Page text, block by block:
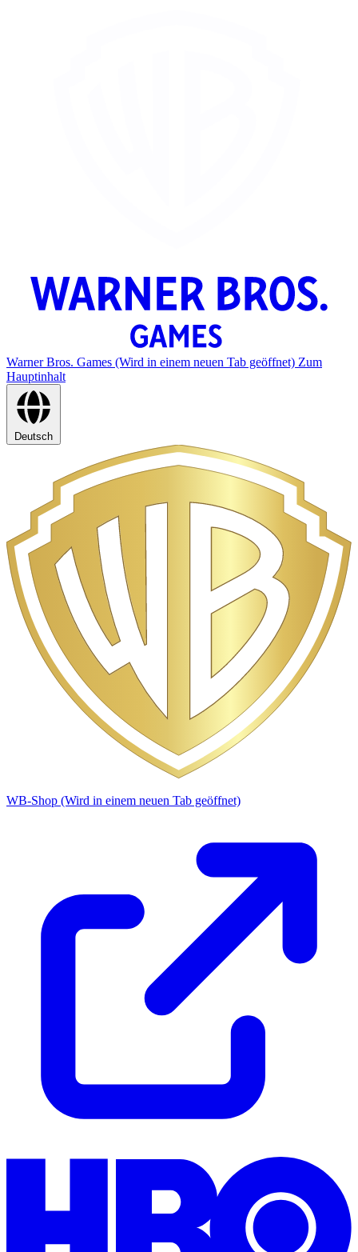
Warner Bros. Games (Wird in einem neuen Tab geöffnet) Zum
Hauptinhalt
Deutsch
WB-Shop (Wird in einem neuen Tab geöffnet)